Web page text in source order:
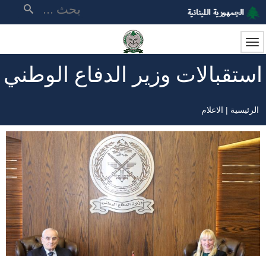
تجاوز
إلى
المحتوى
الرئيسي
استقبالات وزير الدفاع الوطني
مسار
التنقل
الرئيسية الاعلام